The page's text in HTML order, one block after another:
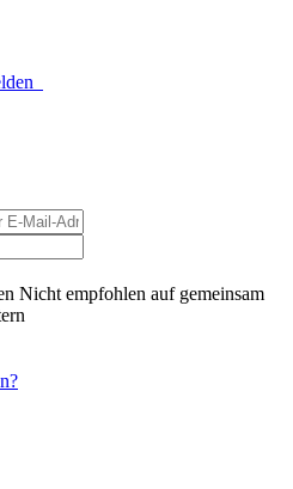
Nicht empfohlen auf gemeinsam